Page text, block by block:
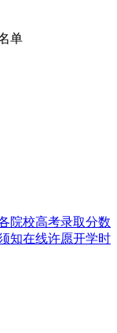
院校高考录取分数
知在线许愿开学时